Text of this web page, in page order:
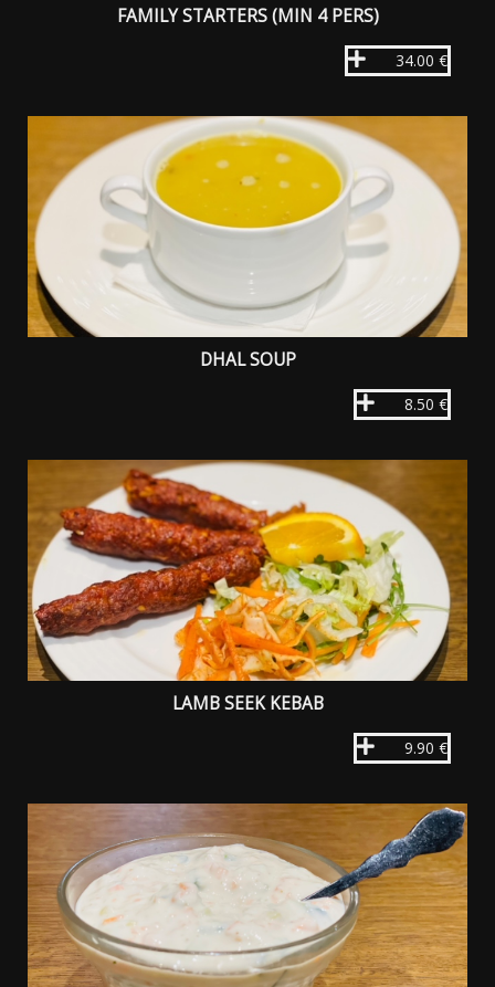
FAMILY STARTERS (MIN 4 PERS)
34.00 €
DHAL SOUP
8.50 €
LAMB SEEK KEBAB
9.90 €